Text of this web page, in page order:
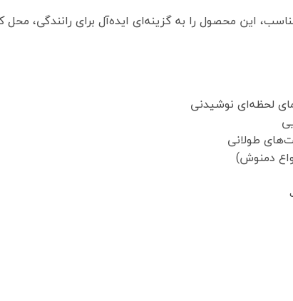
این محصول را به گزینه‌ای ایده‌آل برای رانندگی، محل
طولانی
دمنوش)